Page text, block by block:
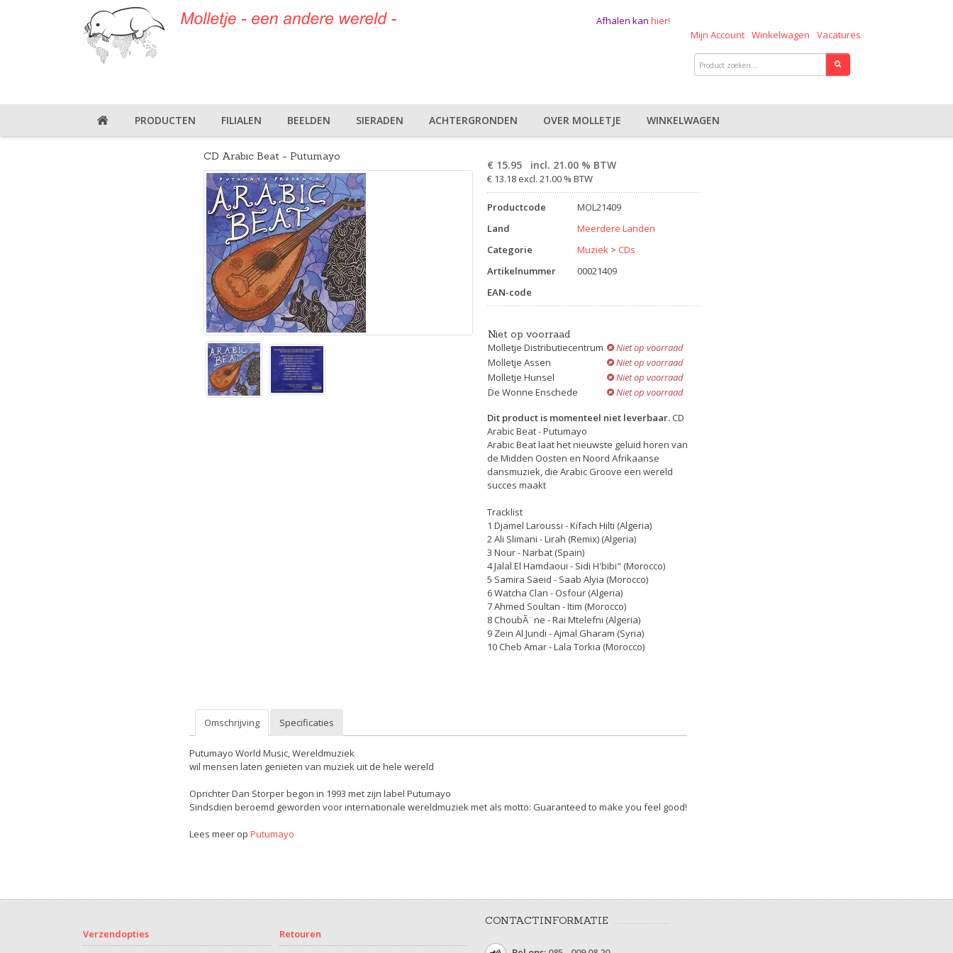
Afhalen kan hier!
Mijn Account Winkelwagen Vacatures
PRODUCTEN FILIALEN BEELDEN SIERADEN ACHTERGRONDEN OVER MOLLETJE WINKELWAGEN
CD Arabic Beat - Putumayo
€ 15.95 incl. 21.00 % BTW
€ 13.18 excl. 21.00 % BTW
Productcode
MOL21409
Land
Meerdere Landen
Categorie
Muziek > CDs
Artikelnummer
00021409
EAN-code
Niet op voorraad
Molletje Distributiecentrum
Niet op voorraad
Molletje Assen
Niet op voorraad
Molletje Hunsel
Niet op voorraad
De Wonne Enschede
Niet op voorraad
Dit product is momenteel niet leverbaar. CD
Arabic Beat - Putumayo
Arabic Beat laat het nieuwste geluid horen van
de Midden Oosten en Noord Afrikaanse
dansmuziek, die Arabic Groove een wereld
succes maakt
Tracklist
1 Djamel Laroussi - Kifach Hilti (Algeria)
2 Ali Slimani - Lirah (Remix) (Algeria)
3 Nour - Narbat (Spain)
4 Jalal El Hamdaoui - Sidi H'bibi" (Morocco)
5 Samira Saeid - Saab Alyia (Morocco)
6 Watcha Clan - Osfour (Algeria)
7 Ahmed Soultan - Itim (Morocco)
8 ChoubÃ¨ne - Rai Mtelefni (Algeria)
9 Zein Al Jundi - Ajmal Gharam (Syria)
10 Cheb Amar - Lala Torkia (Morocco)
Omschrijving Specificaties
Putumayo World Music, Wereldmuziek
wil mensen laten genieten van muziek uit de hele wereld
Oprichter Dan Storper begon in 1993 met zijn label Putumayo
Sindsdien beroemd geworden voor internationale wereldmuziek met als motto: Guaranteed to make you feel good!
Lees meer op Putumayo
Verzendopties
Retouren
CONTACTINFORMATIE